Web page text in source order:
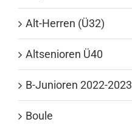
Alt-Herren (Ü32)
Altsenioren Ü40
B-Junioren 2022-2023
Boule